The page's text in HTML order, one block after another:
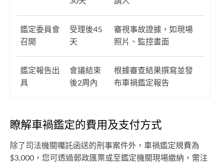
鑑定委員會
召開
受理後45
天
審視事故證據，如現場
照片、監控畫面
鑑定報告出
具
會議結束
後2周內
根據審查結果撰寫並發
布車禍鑑定報告
瞭解車禍鑑定的費用及支付方式
除了司法機關囑託函送的刑事案件外，車禍鑑定規費為
$3,000，您可透過郵政匯票或至鑑定機關現場繳納，需注